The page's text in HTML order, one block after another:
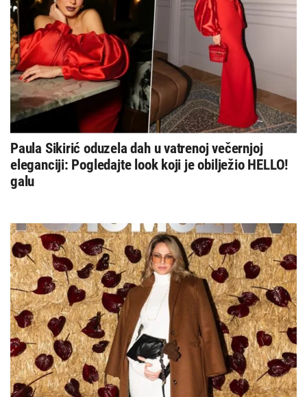
Paula Sikirić oduzela dah u vatrenoj večernjoj
eleganciji: Pogledajte look koji je obilježio HELLO!
galu